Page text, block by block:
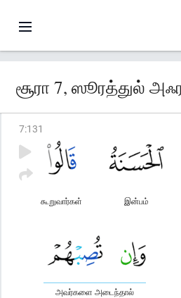
சூரா 7, ஸூரத்துல்
7:131
இன்பம்
கூறுவார்கள்
அவர்களை அடைந்தால்